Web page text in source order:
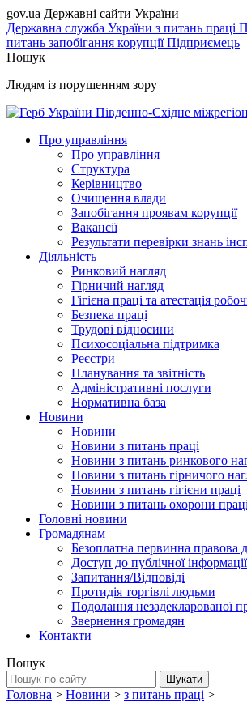
gov.ua Державні сайти України
Державна служба України з питань праці
питань запобігання корупціїПідприємець
Пошук
Людям із порушенням зору
Південно-Східне
Про управління
Про управління
Структура
Керівництво
Очищення влади
Запобігання проявам корупції
Вакансії
Результати перевірки знань
Діяльність
Ринковий нагляд
Гірничий нагляд
Гігієна праці та атестація
Безпека праці
Трудові відносини
Психосоціальна підтримка
Реєстри
Планування та звітність
Адміністративні послуги
Нормативна база
Новини
Новини
Новини з питань праці
Новини з питань ринкового
Новини з питань гірничого
Новини з питань гігієни праці
Новини з питань охорони праці
Головні новини
Громадянам
Безоплатна первинна правова
Доступ до публічної інформації
Запитання/Відповіді
Протидія торгівлі людьми
Подолання незадекларованої
Звернення громадян
Контакти
Пошук
Головна > Новини > з питань праці >